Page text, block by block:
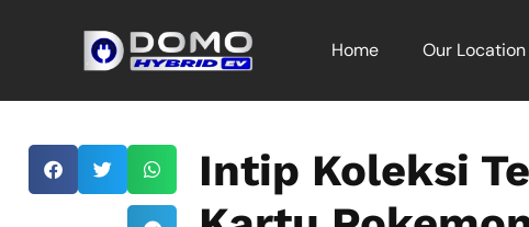
Home Our Location
Intip Koleksi